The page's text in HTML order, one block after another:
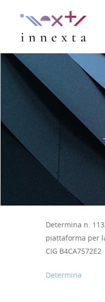
Determina n.
piattaforma per
CIG B4CA7572E2
Determina